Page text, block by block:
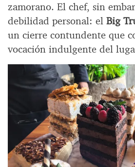
zamorano. El chef, sin
debilidad personal: el Big
un cierre contundente que
vocación indulgente del